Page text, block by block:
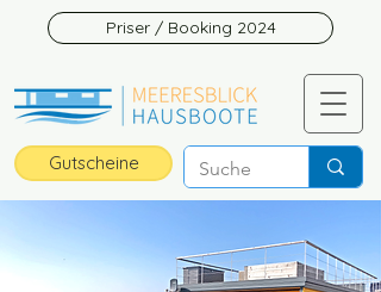
Gutscheine
Priser / Booking 2024